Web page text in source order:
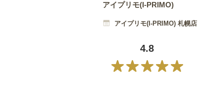
アイプリモ(I-PRIMO)
アイプリモ(I-PRIMO) 札幌店
4.8